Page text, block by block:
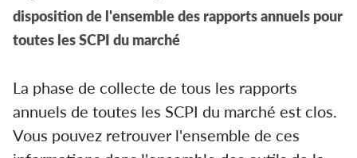
disposition de l'ensemble des rapports annuels pour
toutes les SCPI du marché
La phase de collecte de tous les rapports
annuels de toutes les SCPI du marché est clos.
Vous pouvez retrouver l'ensemble de ces